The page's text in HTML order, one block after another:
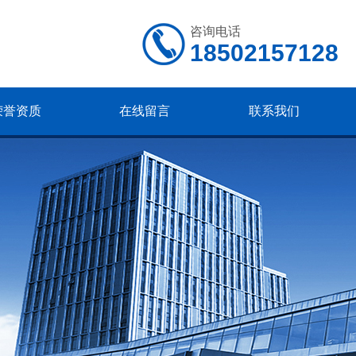
咨询电话
18502157128
誉资质 在线留言 联系我们